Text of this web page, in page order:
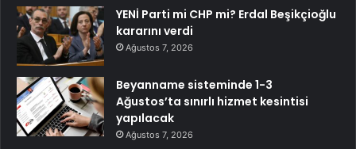
YENİ Parti mi CHP mi? Erdal Beşikçioğlu
kararını verdi
Ağustos 7, 2026
Beyanname sisteminde 1-3
Ağustos’ta sınırlı hizmet kesintisi
yapılacak
Ağustos 7, 2026